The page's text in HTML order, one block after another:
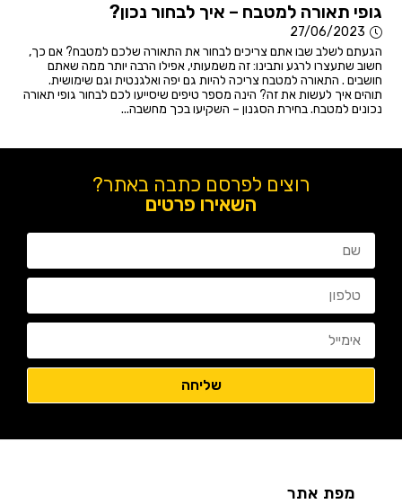
גופי תאורה למטבח – איך לבחור נכון?
27/06/2023
הגעתם לשלב שבו אתם צריכים לבחור את התאורה שלכם למטבח? אם כך,
חשוב שתעצרו לרגע ותבינו: זה משמעותי, אפילו הרבה יותר ממה שאתם
חושבים . התאורה למטבח צריכה להיות גם יפה ואלגנטית וגם שימושית.
תוהים איך לעשות את זה? הינה מספר טיפים שיסייעו לכם לבחור גופי תאורה
נכונים למטבח. בחירת הסגנון – השקיעו בכך מחשבה...
רוצים לפרסם כתבה באתר?
השאירו פרטים
מפת אתר